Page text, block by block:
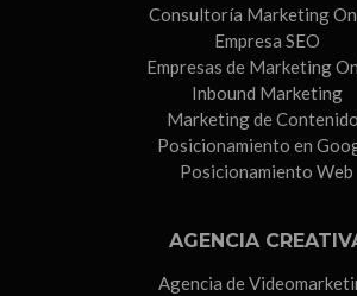
Consultoría Marketing
Empresa SEO
Empresas de Marketing
Inbound Marketing
Marketing de
Posicionamiento en
Posicionamiento Web
AGENCIA
Agencia de